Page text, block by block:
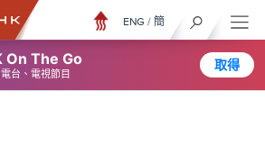
On The Go
台、電視節目
取得
ENG / 簡